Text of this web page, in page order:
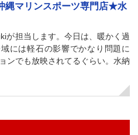
縄マリンスポーツ専門店★水
が担当します。今日は、暖かく過
には軽石の影響でかなり問題に
ンでも放映されてるぐらい。水納